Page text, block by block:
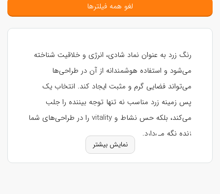
لغو همه فیلترها
رنگ زرد به عنوان نماد شادی، انرژی و خلاقیت شناخته
می‌شود و استفاده هوشمندانه از آن در طراحی‌ها
می‌تواند فضایی گرم و مثبت ایجاد کند. انتخاب یک
پس زمینه زرد مناسب نه تنها توجه بیننده را جلب
می‌کند، بلکه حس نشاط و vitality را در طراحی‌های شما
زنده نگه می‌دارد.
انواع پس زمینه زرد
نمایش بیشتر